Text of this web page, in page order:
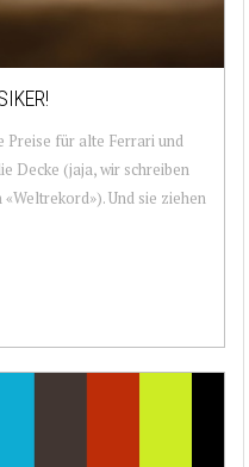
Preise für alte Ferrari und
Decke (jaja, wir schreiben
Und sie ziehen